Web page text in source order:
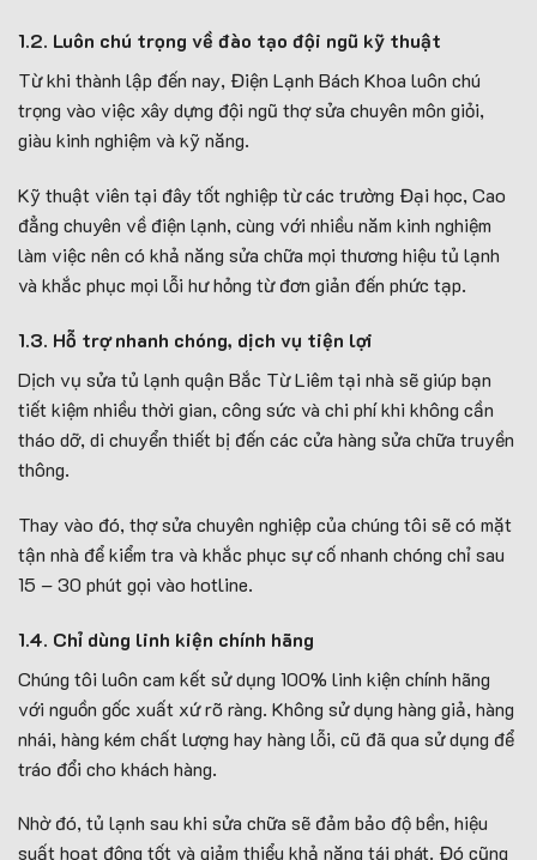
1.2. Luôn chú trọng về đào tạo đội ngũ kỹ thuật
Từ khi thành lập đến nay, Điện Lạnh Bách Khoa luôn chú
trọng vào việc xây dựng đội ngũ thợ sửa chuyên môn giỏi,
giàu kinh nghiệm và kỹ năng.
Kỹ thuật viên tại đây tốt nghiệp từ các trường Đại học, Cao
đẳng chuyên về điện lạnh, cùng với nhiều năm kinh nghiệm
làm việc nên có khả năng sửa chữa mọi thương hiệu tủ lạnh
và khắc phục mọi lỗi hư hỏng từ đơn giản đến phức tạp.
1.3. Hỗ trợ nhanh chóng, dịch vụ tiện lợi
Dịch vụ sửa tủ lạnh quận Bắc Từ Liêm tại nhà sẽ giúp bạn
tiết kiệm nhiều thời gian, công sức và chi phí khi không cần
tháo dỡ, di chuyển thiết bị đến các cửa hàng sửa chữa truyền
thông.
Thay vào đó, thợ sửa chuyên nghiệp của chúng tôi sẽ có mặt
tận nhà để kiểm tra và khắc phục sự cố nhanh chóng chỉ sau
15 – 30 phút gọi vào hotline.
1.4. Chỉ dùng linh kiện chính hãng
Chúng tôi luôn cam kết sử dụng 100% linh kiện chính hãng
với nguồn gốc xuất xứ rõ ràng. Không sử dụng hàng giả, hàng
nhái, hàng kém chất lượng hay hàng lỗi, cũ đã qua sử dụng để
tráo đổi cho khách hàng.
Nhờ đó, tủ lạnh sau khi sửa chữa sẽ đảm bảo độ bền, hiệu
suất hoạt động tốt và giảm thiểu khả năng tái phát. Đó cũng